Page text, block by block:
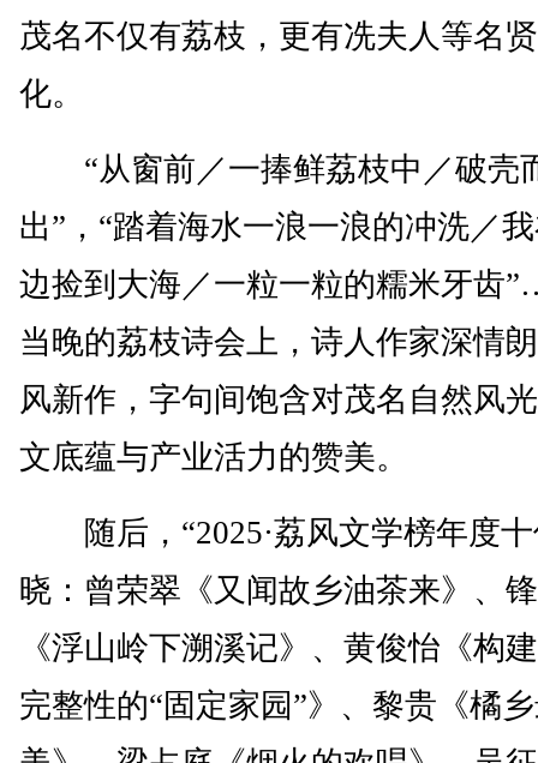
茂名不仅有荔枝，更有冼夫人等名
化。
“从窗前／一捧鲜荔枝中／破壳
出”，“踏着海水一浪一浪的冲洗／
边捡到大海／一粒一粒的糯米牙齿
当晚的荔枝诗会上，诗人作家深情
风新作，字句间饱含对茂名自然风
文底蕴与产业活力的赞美。
随后，“2025·荔风文学榜年度十
晓：曾荣翠《又闻故乡油茶来》、
《浮山岭下溯溪记》、黄俊怡《构
完整性的“固定家园”》、黎贵《橘